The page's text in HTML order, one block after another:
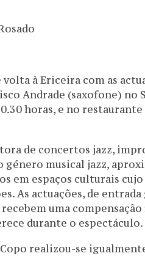
volta à Ericeira com as
Andrade (saxofone) no
horas, e no
de concertos jazz,
género musical jazz,
em espaços culturais
As actuações, de
uma
durante o espectáculo.
Copo realizou-se